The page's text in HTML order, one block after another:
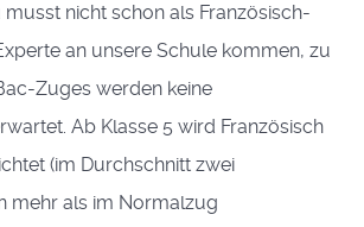
musst nicht schon als Französisch-
an unsere Schule kommen, zu
Zuges werden keine
Ab Klasse 5 wird Französisch
(im Durchschnitt zwei
mehr als im Normalzug